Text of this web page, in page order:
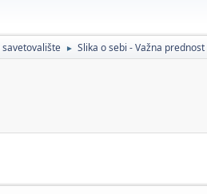
savetovalište ► Slika o sebi - Važna prednost